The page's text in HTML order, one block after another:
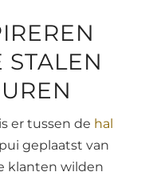
STALEN
er tussen de hal
geplaatst van
klanten wilden